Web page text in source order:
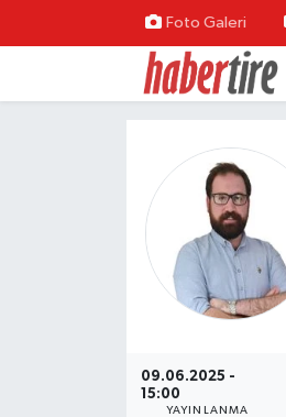
Foto Galeri
09.06.2025 -
15:00
YAYINLANMA
Tire Nöbetçi Eczaneler
Tire Trafik Yoğunluk
Süper Lig Puan Durumu
Tüm Manşetler